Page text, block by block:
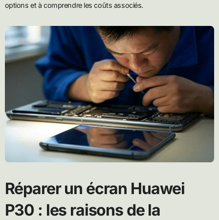
options et à comprendre les coûts associés.
Réparer un écran Huawei
P30 : les raisons de la